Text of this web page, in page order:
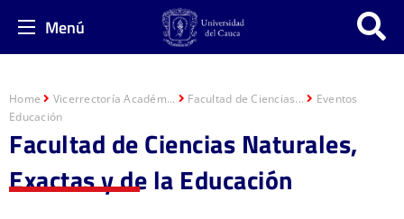
Menú
Home Vicerrectoría Académ... Facultad de Ciencias...
Eventos
Educación
Facultad de Ciencias Naturales,
Exactas y de la Educación